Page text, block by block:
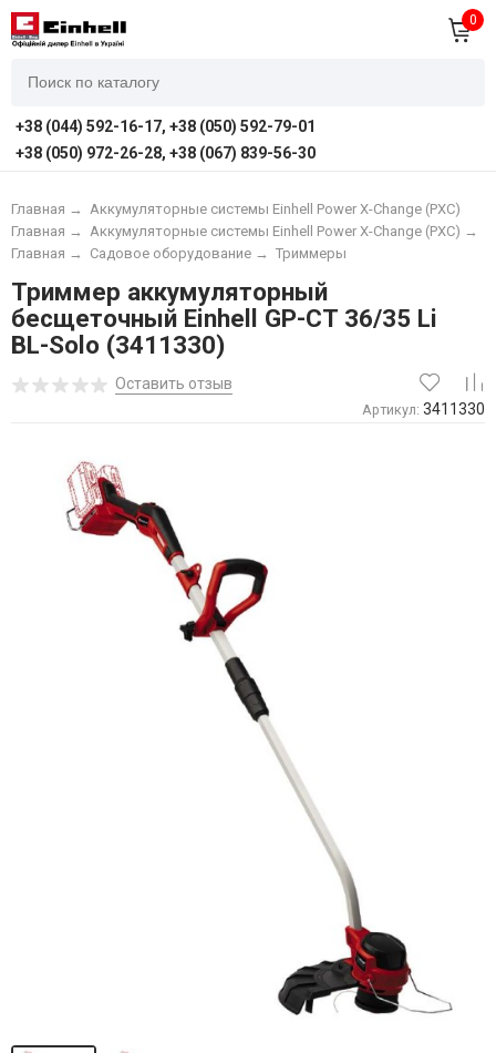
0
+38 (044) 592-16-17, +38 (050) 592-79-01
+38 (050) 972-26-28, +38 (067) 839-56-30
Главная →
Аккумуляторные системы Einhell Power X-Change (PXC)
Аккумуляторные системы Einhell Power X-Change (PXC) →
Главная →
Триммеры
Садовое оборудование →
Главная →
Триммер аккумуляторный
бесщеточный Einhell GP-CT 36/35 Li
BL-Solo (3411330)
Оставить отзыв
Артикул: 3411330